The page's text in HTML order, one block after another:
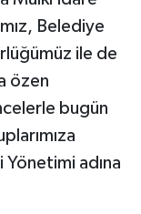
Belediye
ile de
özen
bugün
Yönetimi adına